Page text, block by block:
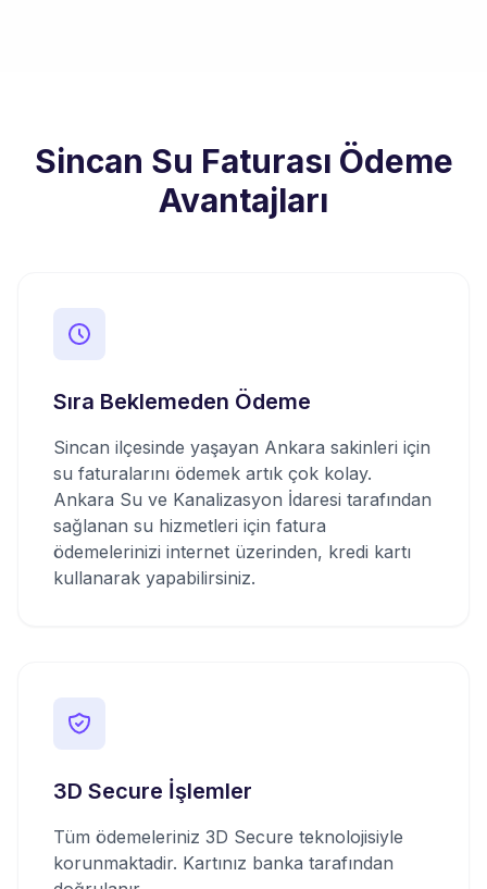
Sincan Su Faturası Ödeme
Avantajları
Sıra Beklemeden Ödeme
Sincan ilçesinde yaşayan Ankara sakinleri için
su faturalarını ödemek artık çok kolay.
Ankara Su ve Kanalizasyon İdaresi tarafından
sağlanan su hizmetleri için fatura
ödemelerinizi internet üzerinden, kredi kartı
kullanarak yapabilirsiniz.
3D Secure İşlemler
Tüm ödemeleriniz 3D Secure teknolojisiyle
korunmaktadir. Kartınız banka tarafından